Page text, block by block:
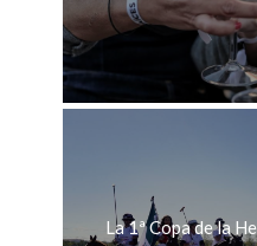
La 1ª Copa de la